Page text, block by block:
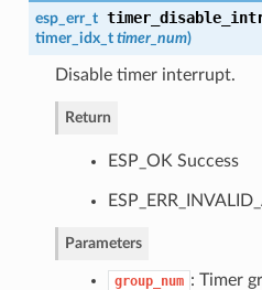
esp_err_t
timer_idx_t timer_num)
Disable timer interrupt.
Return
ESP_OK Success
Parameters
group_num : Timer